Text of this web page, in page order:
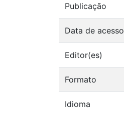
Publicação
Data de acesso
Editor(es)
Formato
Idioma